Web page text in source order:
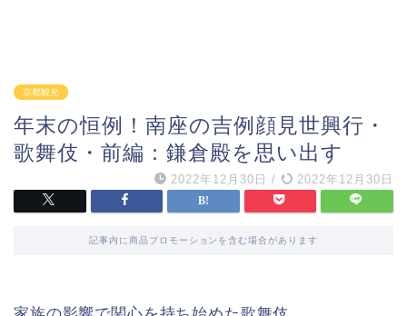
京都観光
年末の恒例！南座の吉例顔見世興行・
歌舞伎・前編：鎌倉殿を思い出す
2022年12月30日 / 2022年12月30日
記事内に商品プロモーションを含む場合があります